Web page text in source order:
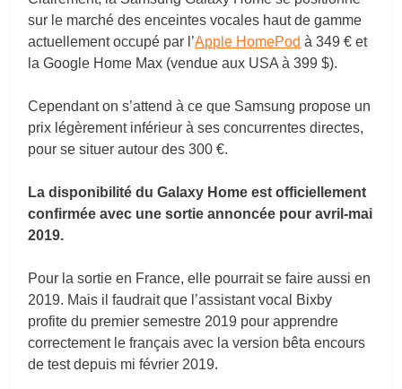
sur le marché des enceintes vocales haut de gamme
actuellement occupé par l’Apple HomePod à 349 € et
la Google Home Max (vendue aux USA à 399 $).
Cependant on s’attend à ce que Samsung propose un
prix légèrement inférieur à ses concurrentes directes,
pour se situer autour des 300 €.
La disponibilité du Galaxy Home est officiellement
confirmée avec une sortie annoncée pour avril-mai
2019.
Pour la sortie en France, elle pourrait se faire aussi en
2019. Mais il faudrait que l’assistant vocal Bixby
profite du premier semestre 2019 pour apprendre
correctement le français avec la version bêta encours
de test depuis mi février 2019.